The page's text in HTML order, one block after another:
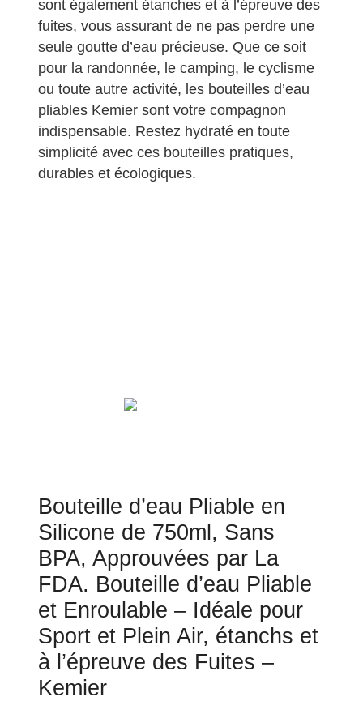
sont également étanches et à l’épreuve des
fuites, vous assurant de ne pas perdre une
seule goutte d’eau précieuse. Que ce soit
pour la randonnée, le camping, le cyclisme
ou toute autre activité, les bouteilles d’eau
pliables Kemier sont votre compagnon
indispensable. Restez hydraté en toute
simplicité avec ces bouteilles pratiques,
durables et écologiques.
Bouteille d’eau Pliable en
Silicone de 750ml, Sans
BPA, Approuvées par La
FDA. Bouteille d’eau Pliable
et Enroulable – Idéale pour
Sport et Plein Air, étanchs et
à l’épreuve des Fuites –
Kemier